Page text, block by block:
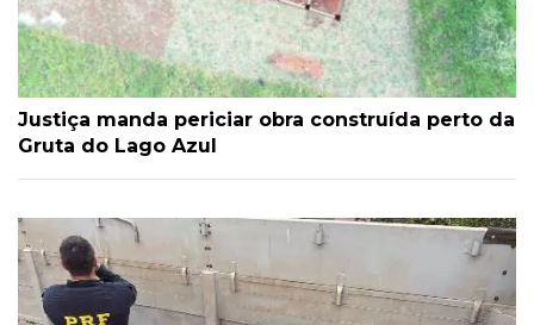
Justiça manda periciar obra construída perto da
Gruta do Lago Azul